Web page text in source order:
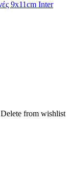
Delete from wishlist